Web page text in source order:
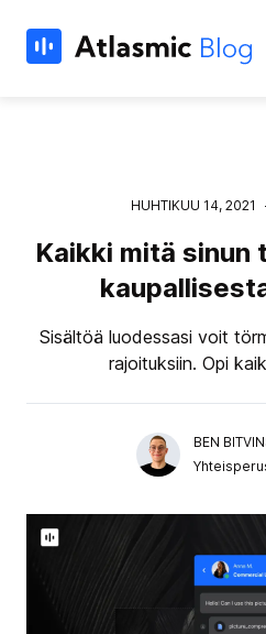
HUHTIKUU 14, 2021
Kaikki mitä
Sisältöä luodessasi voit
rajoituksiin. Opi
BEN